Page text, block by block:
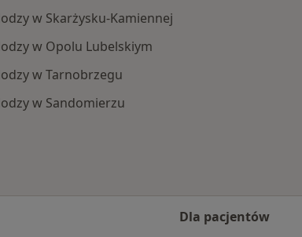
w Skarżysku-Kamiennej
w Opolu Lubelskiym
w Tarnobrzegu
w Sandomierzu
Dla pacjentów